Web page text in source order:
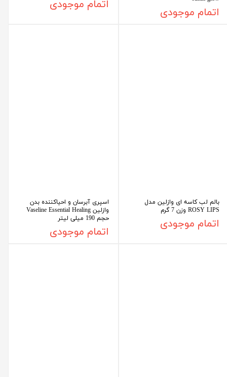
اتمام موجودی
اتمام موجودی
بالم لب کاسه ای وازلین مدل
ROSY LIPS وزن 7 گرم
اتمام موجودی
اسپری آبرسان و احیاکننده بدن
وازلین Vaseline Essential Healing
حجم 190 میلی لیتر
اتمام موجودی